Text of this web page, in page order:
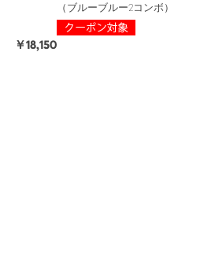
￥18,150
（ブルーブルー2コンボ）